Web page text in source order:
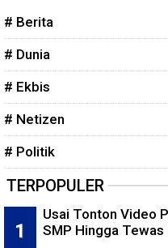
# Berita
# Dunia
# Ekbis
# Netizen
# Politik
TERPOPULER
Usai Tonton Video
SMP Hingga Tewas